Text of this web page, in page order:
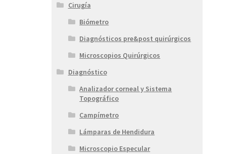
Cirugía
Biómetro
Diagnósticos pre&post quirúrgicos
Microscopios Quirúrgicos
Diagnóstico
Analizador corneal y Sistema
Topográfico
Campímetro
Lámparas de Hendidura
Microscopio Especular